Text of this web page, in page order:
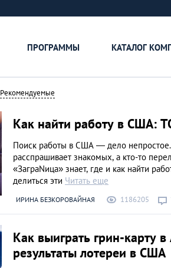
ПРОГРАММЫ КАТАЛОГ
Рекомендуемые
Как найти работу в США:
Поиск работы в США — дело
расспрашивает знакомых, а кто-то
«ЗаграNица» знает, где и как найти
делиться эти Читать еще
ИРИНА БЕЗКОРОВАЙНАЯ 1186205
Как выиграть грин-карту
результаты лотереи в США